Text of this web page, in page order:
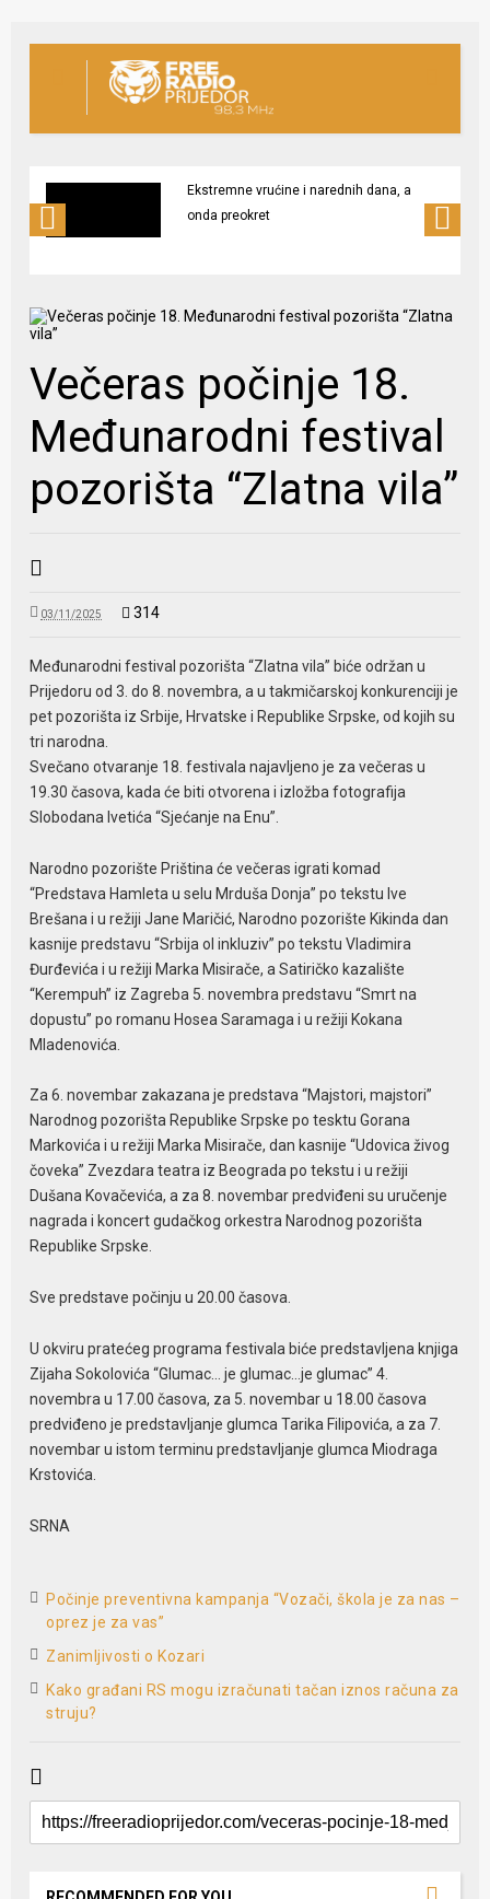
Ekstremne vrućine i narednih dana, a
onda preokret
Večeras počinje 18.
Međunarodni festival
pozorišta “Zlatna vila”
03/11/2025 314
Međunarodni festival pozorišta “Zlatna vila” biće održan u
Prijedoru od 3. do 8. novembra, a u takmičarskoj konkurenciji je
pet pozorišta iz Srbije, Hrvatske i Republike Srpske, od kojih su
tri narodna.
Svečano otvaranje 18. festivala najavljeno je za večeras u
19.30 časova, kada će biti otvorena i izložba fotografija
Slobodana Ivetića “Sjećanje na Enu”.
Narodno pozorište Priština će večeras igrati komad
“Predstava Hamleta u selu Mrduša Donja” po tekstu Ive
Brešana i u režiji Jane Maričić, Narodno pozorište Kikinda dan
kasnije predstavu “Srbija ol inkluziv” po tekstu Vladimira
Đurđevića i u režiji Marka Misirače, a Satiričko kazalište
“Kerempuh” iz Zagreba 5. novembra predstavu “Smrt na
dopustu” po romanu Hosea Saramaga i u režiji Kokana
Mladenovića.
Za 6. novembar zakazana je predstava “Majstori, majstori”
Narodnog pozorišta Republike Srpske po tesktu Gorana
Markovića i u režiji Marka Misirače, dan kasnije “Udovica živog
čoveka” Zvezdara teatra iz Beograda po tekstu i u režiji
Dušana Kovačevića, a za 8. novembar predviđeni su uručenje
nagrada i koncert gudačkog orkestra Narodnog pozorišta
Republike Srpske.
Sve predstave počinju u 20.00 časova.
U okviru pratećeg programa festivala biće predstavljena knjiga
Zijaha Sokolovića “Glumac… je glumac…je glumac” 4.
novembra u 17.00 časova, za 5. novembar u 18.00 časova
predviđeno je predstavljanje glumca Tarika Filipovića, a za 7.
novembar u istom terminu predstavljanje glumca Miodraga
Krstovića.
SRNA
Počinje preventivna kampanja “Vozači, škola je za nas –
oprez je za vas”
Zanimljivosti o Kozari
Kako građani RS mogu izračunati tačan iznos računa za
struju?